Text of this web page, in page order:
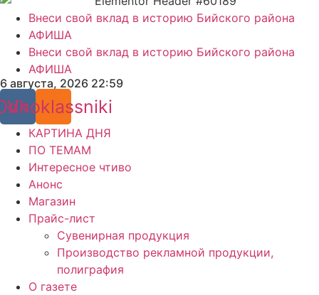
Внеси свой вклад в историю Бийского района
АФИША
Внеси свой вклад в историю Бийского района
АФИША
6 августа, 2026 22:59
Vk
КАРТИНА ДНЯ
ПО ТЕМАМ
Интересное чтиво
Анонс
Магазин
Прайс-лист
Сувенирная продукция
Производство рекламной продукции,
полиграфия
О газете